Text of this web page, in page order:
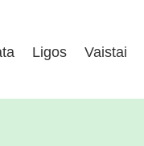
Ligos Vaistai